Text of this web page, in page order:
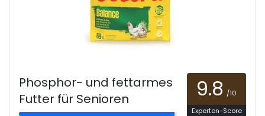
Phosphor- und fettarmes
Futter für Senioren
9.8 /10
Experten-Score